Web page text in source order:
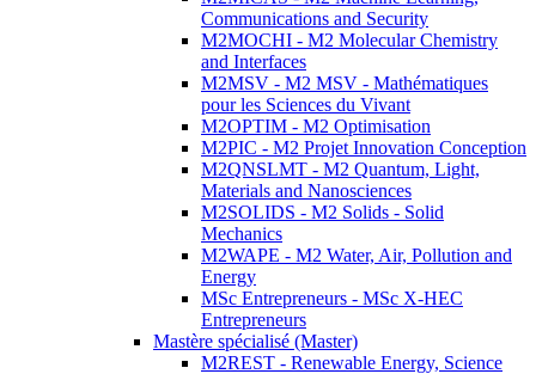
Communications and Security
M2MOCHI - M2 Molecular Chemistry
and Interfaces
M2MSV - M2 MSV - Mathématiques
pour les Sciences du Vivant
M2OPTIM - M2 Optimisation
M2PIC - M2 Projet Innovation Conception
M2QNSLMT - M2 Quantum, Light,
Materials and Nanosciences
M2SOLIDS - M2 Solids - Solid
Mechanics
M2WAPE - M2 Water, Air, Pollution and
Energy
MSc Entrepreneurs - MSc X-HEC
Entrepreneurs
Mastère spécialisé (Master)
M2REST - Renewable Energy, Science